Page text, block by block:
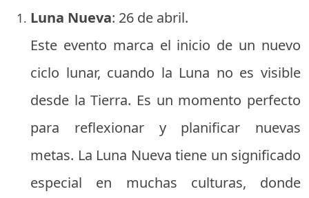
Luna Nueva: 26 de abril.
Este evento marca el inicio de un nuevo
ciclo lunar, cuando la Luna no es visible
desde la Tierra. Es un momento perfecto
para reflexionar y planificar nuevas
metas. La Luna Nueva tiene un significado
especial en muchas culturas, donde